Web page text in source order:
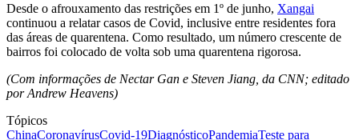
Desde o afrouxamento das restrições em 1º de junho, Xangai
continuou a relatar casos de Covid, inclusive entre residentes fora
das áreas de quarentena. Como resultado, um número crescente de
bairros foi colocado de volta sob uma quarentena rigorosa.
(Com informações de Nectar Gan e Steven Jiang, da CNN; editado
por Andrew Heavens)
Tópicos
ChinaCoronavírusCovid-19DiagnósticoPandemiaTeste para